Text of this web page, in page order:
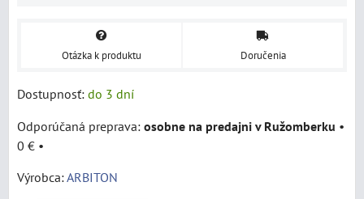
Otázka k produktu Doručenia
Dostupnosť: do 3 dní
osobne na predajni v Ružomberku •
0 € •
Výrobca:ARBITON